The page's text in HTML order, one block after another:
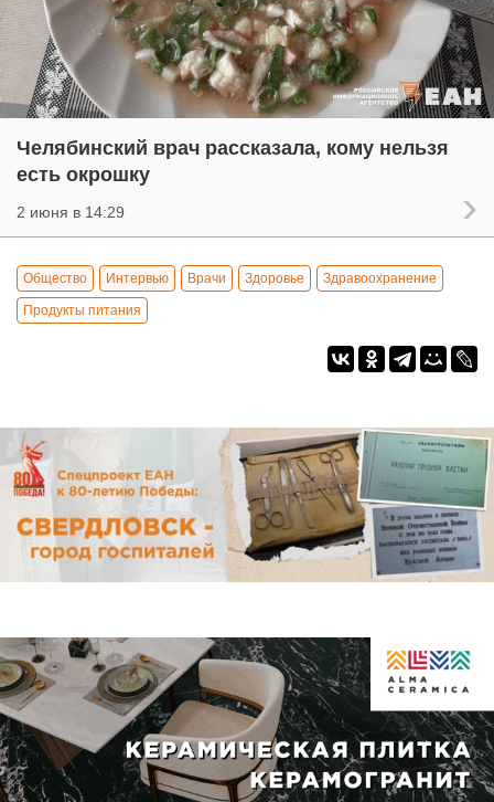
Челябинский врач рассказала, кому нельзя
есть окрошку
2 июня в 14:29
Общество Интервью Врачи Здоровье Здравоохранение
Продукты питания